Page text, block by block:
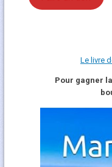
Le livre
Pour gagner